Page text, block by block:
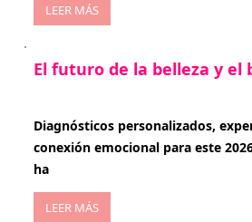
LEER MÁS
El futuro de la belleza y el
Diagnósticos personalizados,
conexión emocional para este
ha
LEER MÁS